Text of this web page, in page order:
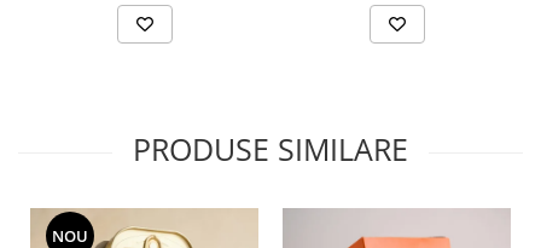
PRODUSE SIMILARE
NOU